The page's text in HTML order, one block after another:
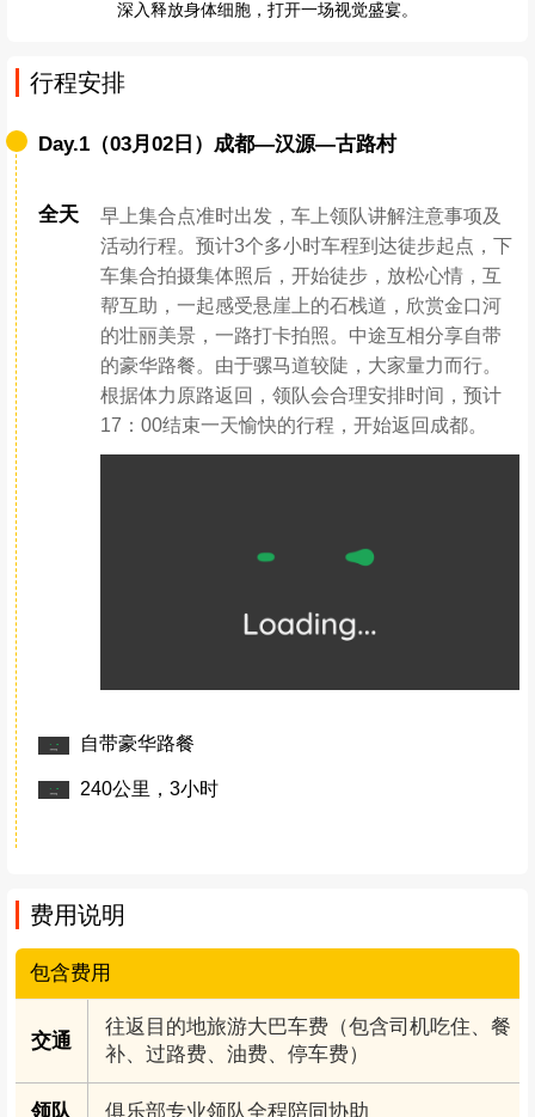
深入释放身体细胞，打开一场视觉盛宴。
行程安排
Day.1（03月02日）成都—汉源—古路村
全天
早上集合点准时出发，车上领队讲解注意事项及
活动行程。预计3个多小时车程到达徒步起点，下
车集合拍摄集体照后，开始徒步，放松心情，互
帮互助，一起感受悬崖上的石栈道，欣赏金口河
的壮丽美景，一路打卡拍照。中途互相分享自带
的豪华路餐。由于骡马道较陡，大家量力而行。
根据体力原路返回，领队会合理安排时间，预计
17：00结束一天愉快的行程，开始返回成都。
自带豪华路餐
240公里，3小时
费用说明
包含费用
交通
往返目的地旅游大巴车费（包含司机吃住、餐
补、过路费、油费、停车费）
领队 俱乐部专业领队全程陪同协助